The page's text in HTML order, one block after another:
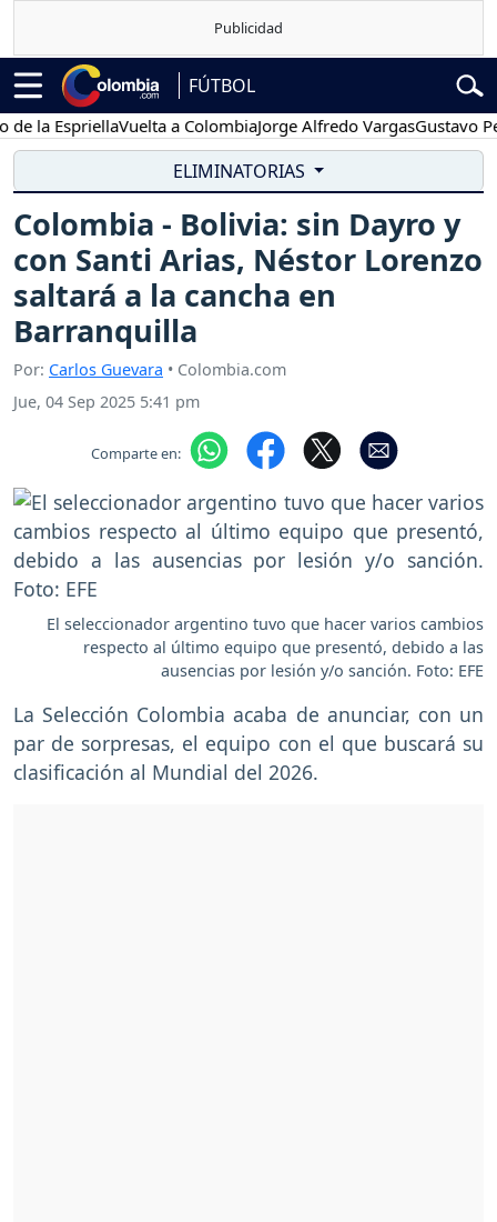
FÚTBOL
la EspriellaVuelta a ColombiaJorge Alfredo VargasGustavo Petro
ELIMINATORIAS
Colombia - Bolivia: sin Dayro y
con Santi Arias, Néstor Lorenzo
saltará a la cancha en
Barranquilla
Por: Carlos Guevara • Colombia.com
Jue, 04 Sep 2025 5:41 pm
Comparte en:
El seleccionador argentino tuvo que hacer varios cambios
respecto al último equipo que presentó, debido a las
ausencias por lesión y/o sanción. Foto: EFE
La Selección Colombia acaba de anunciar, con un
par de sorpresas, el equipo con el que buscará su
clasificación al Mundial del 2026.